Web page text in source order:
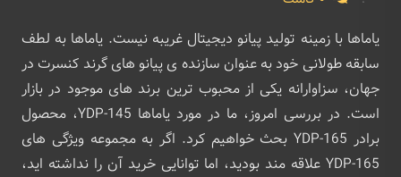
یاماها با زمینه تولید پیانو دیجیتال غریبه نیست. یاماها به لطف
سابقه طولانی خود به عنوان سازنده ی پیانو های گرند کنسرت در
جهان، سزاوارانه یکی از محبوب ترین برند های موجود در بازار
است. در بررسی امروز، ما در مورد یاماها YDP-145، محصول
برادر YDP-165 بحث خواهیم کرد. اگر به مجموعه ویژگی های
YDP-165 علاقه مند بودید، اما توانایی خرید آن را نداشته اید،